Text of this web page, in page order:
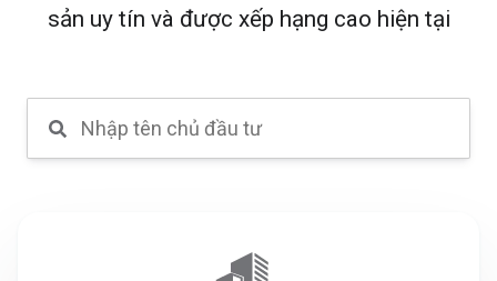
sản uy tín và được xếp hạng cao hiện tại